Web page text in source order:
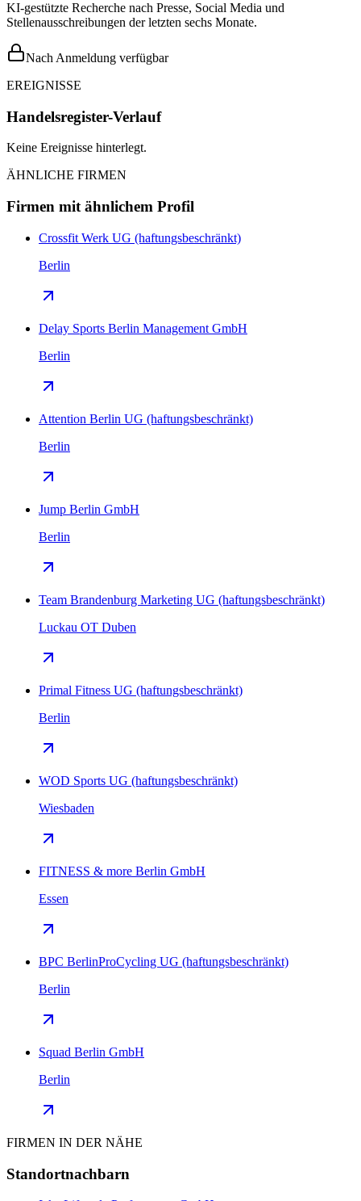
KI-gestützte Recherche nach Presse, Social Media und
Stellenausschreibungen der letzten sechs Monate.
Nach Anmeldung verfügbar
EREIGNISSE
Handelsregister-Verlauf
Keine Ereignisse hinterlegt.
ÄHNLICHE FIRMEN
Firmen mit ähnlichem Profil
Crossfit Werk UG (haftungsbeschränkt)
Berlin
Delay Sports Berlin Management GmbH
Berlin
Attention Berlin UG (haftungsbeschränkt)
Berlin
Jump Berlin GmbH
Berlin
Team Brandenburg Marketing UG (haftungsbeschränkt)
Luckau OT Duben
Primal Fitness UG (haftungsbeschränkt)
Berlin
WOD Sports UG (haftungsbeschränkt)
Wiesbaden
FITNESS & more Berlin GmbH
Essen
BPC BerlinProCycling UG (haftungsbeschränkt)
Berlin
Squad Berlin GmbH
Berlin
FIRMEN IN DER NÄHE
Standortnachbarn